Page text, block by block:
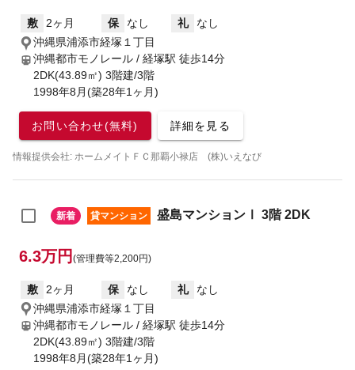
敷 2ヶ月 保 なし 礼
なし
沖縄県浦添市経塚１丁目
沖縄都市モノレール / 経塚駅 徒歩14分
2DK(43.89㎡) 3階建/3階
1998年8月(築28年1ヶ月)
お問い合わせ(無料) 詳細を見る
情報提供会社: ホームメイトＦＣ那覇小禄店 (株)いえなび
新着 貸マンション 盛島マンションⅠ 3階 2DK
6.3万円 (管理費等2,200円)
敷 2ヶ月 保 なし 礼
なし
沖縄県浦添市経塚１丁目
沖縄都市モノレール / 経塚駅 徒歩14分
2DK(43.89㎡) 3階建/3階
1998年8月(築28年1ヶ月)